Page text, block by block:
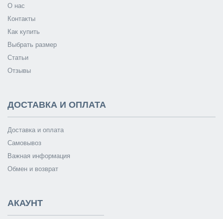
О нас
Контакты
Как купить
Выбрать размер
Статьи
Отзывы
ДОСТАВКА И ОПЛАТА
Доставка и оплата
Самовывоз
Важная информация
Обмен и возврат
АКАУНТ